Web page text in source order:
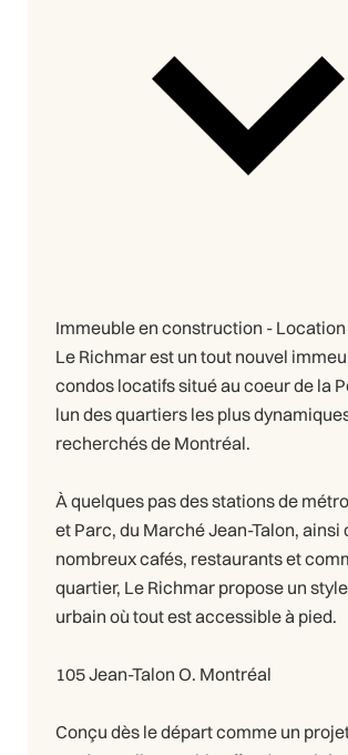
Immeuble en construction -
Le Richmar est un tout nouvel
condos locatifs situé au coeur de la
lun des quartiers les plus
recherchés de Montréal.
À quelques pas des stations de
et Parc, du Marché Jean-Talon, ainsi
nombreux cafés, restaurants et
quartier, Le Richmar propose un
urbain où tout est accessible à pied.
105 Jean-Talon O. Montréal
Conçu dès le départ comme un